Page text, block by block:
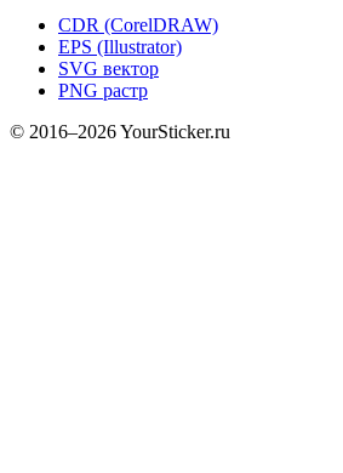
CDR (CorelDRAW)
EPS (Illustrator)
SVG вектор
PNG растр
© 2016–2026 YourSticker.ru